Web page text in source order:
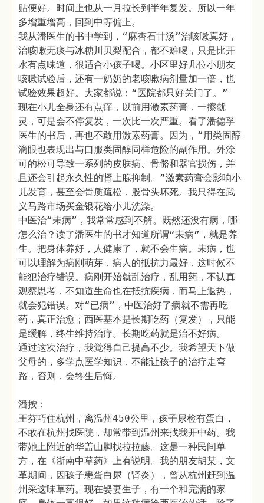
贴便好。时间上也从一月拉长到半年复发。所以一年
多增重增高，回到中等偏上。
我从潘医生的书中学到，“麻杏石甘汤”治咳嗽真好，
治咳嗽无痰与冰糖川贝梨配合，都不难喝，只是比开
水有点味道，很适合小孩子喝。小区里好几位小朋友
咳嗽试验后，还有一奶奶的老咳嗽病剂量加一倍，也
试验效果超好。大家都说：“医院都只好关门了。”
现在小儿全身还有点痒，以前用激素药膏，一擦就
灵，可是会不停复发，一次比一次严重。看了潘德孚
医生的书后，再也不敢用激素药膏。因为，“用类固醇
滴眼也表现出与口服类固醇同样危险的副作用。外涂
可的松可导致一系列的皮肤病、骨骼和器官损伤，并
且还会引起永久性的肾上腺抑制。”激素药膏会影响小
儿发育，甚至会骨质疏松，股骨头坏死。我只得在武
义马路市场买金银花给小儿洗澡。
中医治“未病”，我常常感到不解。既然还没有病，哪
怎么治？读了潘医生的书才知道所谓“未病”，就是养
生。把身体养好，人健康了，就不会生病。未病，也
可以理解为病刚萌芽，病人的抵抗力最好，这时候不
能犯治疗错误。病刚开始就乱治疗，乱用药，不认真
观察思考，不知道生命也在抵抗疾病，而马上退热，
就会犯错误。对“已病”，中医治好了病就不需再吃
药，真正治愈；西医基本是长期吃药（复发），只能
是缓解，终生维持治疗。长期吃药就是治不好病。
通过这次治疗，我觉得自己提高不少。我希望天下做
父母的，多学点医学知识，不能让孩子的治疗走弯
路，否则，会终生后悔。
潘按：
王芬巧住杭州，离温州450公里，孩子尿检有蛋白，
不敢在杭州找医院，却常带到温州来找我开中药。我
带她上附近的华盖山脚找拉拉藤。这是一种民间单
方，在《浙南中草药》上有说明。我的朋友胡某，文
革期间，因孩子患蛋白尿（肾炎），曾从杭州赶到温
州采这味草药。现在娶妻生子，有一个和完满的家